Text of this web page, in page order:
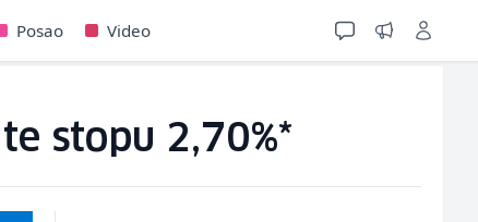
Posao Video
stopu 2,70%*